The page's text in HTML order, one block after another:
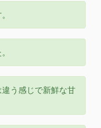
う感じで新鮮な甘